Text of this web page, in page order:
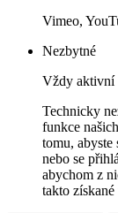
Vimeo,
Nezbytné
Vždy aktivní
Technicky
funkce
tomu,
nebo se
abychom z
takto